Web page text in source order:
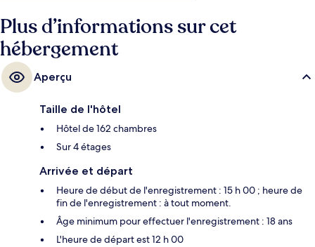
Plus d’informations sur cet
hébergement
Aperçu
Taille de l'hôtel
Hôtel de 162 chambres
Sur 4 étages
Arrivée et départ
Heure de début de l'enregistrement : 15 h 00 ; heure de
fin de l'enregistrement : à tout moment.
Âge minimum pour effectuer l'enregistrement : 18 ans
L'heure de départ est 12 h 00